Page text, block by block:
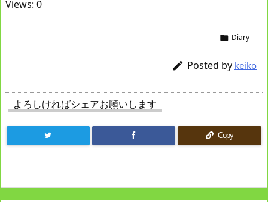
Views: 0
 Diary
 Posted by keiko
よろしければシェアお願いします
Copy